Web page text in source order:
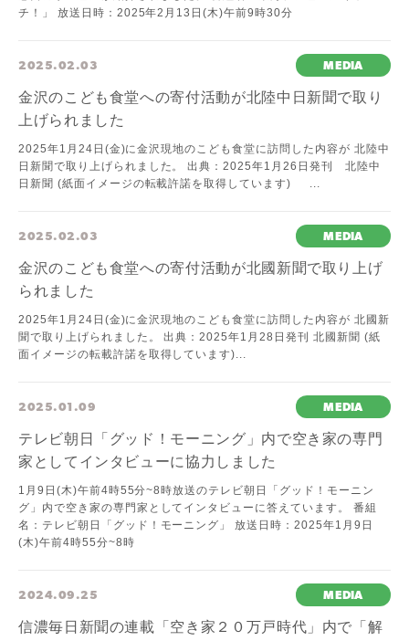
チ！」 放送日時：2025年2月13日(木)午前9時30分
2025.02.03 MEDIA
金沢のこども食堂への寄付活動が北陸中日新聞で取り
上げられました
2025年1月24日(金)に金沢現地のこども食堂に訪問した内容が 北陸中
日新聞で取り上げられました。 出典：2025年1月26日発刊 北陸中
日新聞 (紙面イメージの転載許諾を取得しています) ...
2025.02.03 MEDIA
金沢のこども食堂への寄付活動が北國新聞で取り上げ
られました
2025年1月24日(金)に金沢現地のこども食堂に訪問した内容が 北國新
聞で取り上げられました。 出典：2025年1月28日発刊 北國新聞 (紙
面イメージの転載許諾を取得しています)...
2025.01.09 MEDIA
テレビ朝日「グッド！モーニング」内で空き家の専門
家としてインタビューに協力しました
1月9日(木)午前4時55分~8時放送のテレビ朝日「グッド！モーニン
グ」内で空き家の専門家としてインタビューに答えています。 番組
名：テレビ朝日「グッド！モーニング」 放送日時：2025年1月9日
(木)午前4時55分~8時
2024.09.25 MEDIA
信濃毎日新聞の連載「空き家２０万戸時代」内で「解